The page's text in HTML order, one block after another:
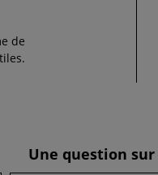
de
Une question